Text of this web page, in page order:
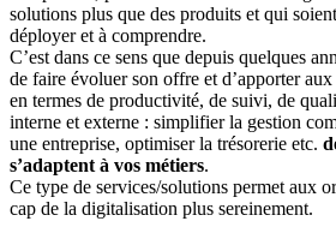
solutions plus que des produits et qui
déployer et à comprendre.
C’est dans ce sens que depuis quelques
de faire évoluer son offre et d’apporter
en termes de productivité, de suivi, de
interne et externe : simplifier la gestion
une entreprise, optimiser la trésorerie etc.
s’adaptent à vos métiers.
Ce type de services/solutions permet aux
cap de la digitalisation plus sereinement.